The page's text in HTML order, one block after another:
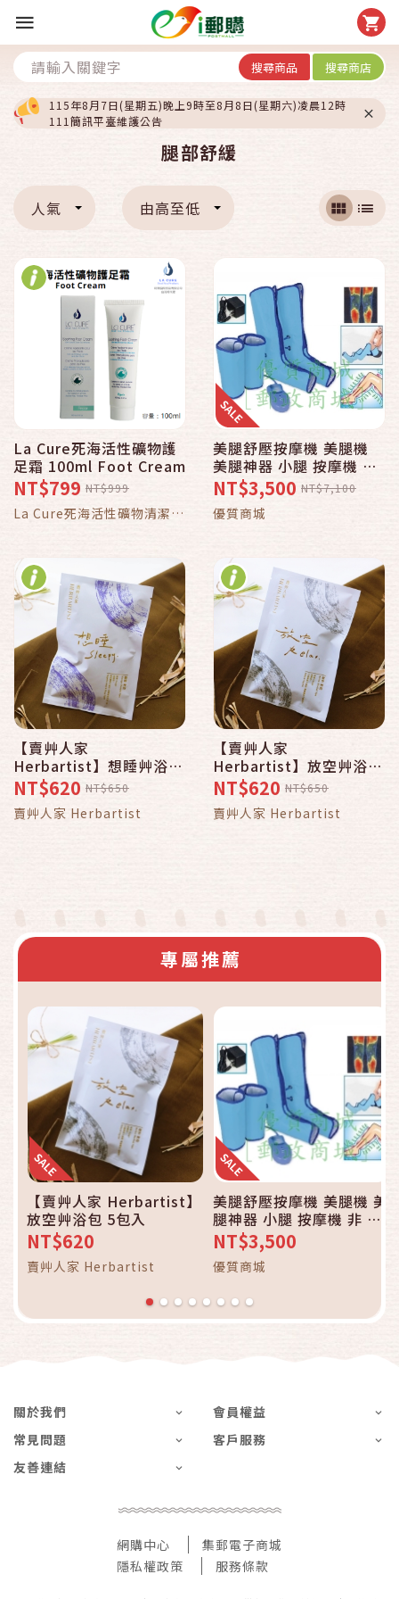
搜尋商品 搜尋商店
115年8月7日(星期五)晚上9時至8月8日(星期六)凌晨12時
111簡訊平臺維護公告
腿部舒緩
人氣 由高至低
La Cure死海活性礦物護
足霜 100ml Foot Cream
NT$799 NT$999
La Cure死海活性礦物清潔保
美腿舒壓按摩機 美腿機
美腿神器 小腿 按摩機 非
森淼淼 mori rosen osim
qtto tokuyo otto
slimwalk ol 按摩椅
NT$3,500 NT$7,100
優質商城
【賣艸人家
Herbartist】想睡艸浴包
5包入
NT$620 NT$650
賣艸人家 Herbartist
【賣艸人家
Herbartist】放空艸浴包
5包入
NT$620 NT$650
賣艸人家 Herbartist
專屬推薦
【賣艸人家 Herbartist】
放空艸浴包 5包入
NT$620
賣艸人家 Herbartist
美腿舒壓按摩機 美腿機 美
腿神器 小腿 按摩機 非 森
淼淼 mori rosen osim
qtto tokuyo otto
slimwalk ol 按摩椅
NT$3,500
優質商城
關於我們
會員權益
常見問題
客戶服務
友善連結
網購中心
集郵電子商城
隱私權政策
服務條款